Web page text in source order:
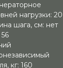
нагрузки: 20
шага, см: нет
кг: 160